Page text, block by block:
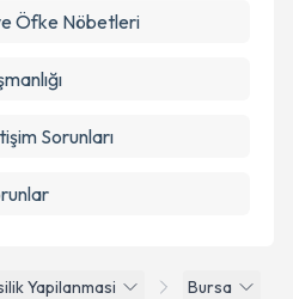
Yapilanmasi
Bursa
Öfke Nöbetleri
Sorunları